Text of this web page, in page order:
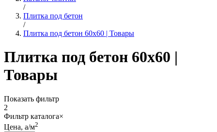
/
Плитка под бетон
/
Плитка под бетон 60x60 | Товары
Плитка под бетон 60x60 |
Товары
Показать фильтр
2
Фильтр каталога×
Цена, a/м2